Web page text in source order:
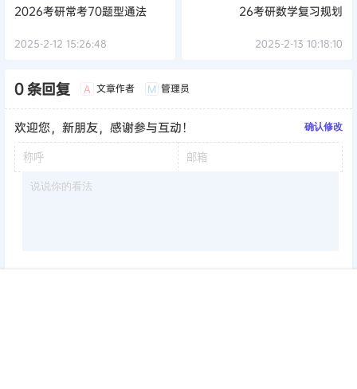
2026考研常考70题型通法
2025-2-12 15:26:48
26考研数学复习规划
2025-2-13 10:18:10
0 条回复 A 文章作者 M 管理员
欢迎您，新朋友，感谢参与互动！ 确认修改